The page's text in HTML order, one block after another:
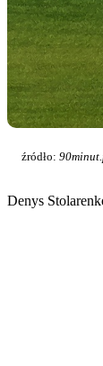
źródło:
Denys